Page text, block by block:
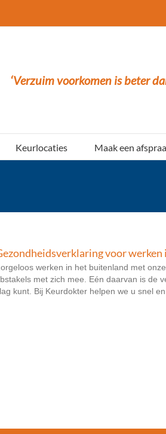
‘Verzuim voorkomen is beter
Keurlocaties Maak een
voor
werken in het buitenland met
met zich mee. Eén daarvan is de
kunt. Bij Keurdokter helpen we u snel